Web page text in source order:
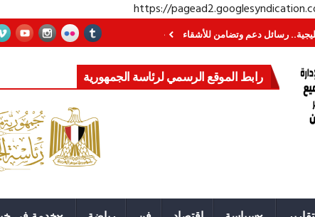
https://
رسائل دعم وتضامن للأشقاء جهاز مستقبل مصر نموذجا.. لماذا تُنشئ الدول
رابط الموقع الرسمي لرئاسة الجمهورية